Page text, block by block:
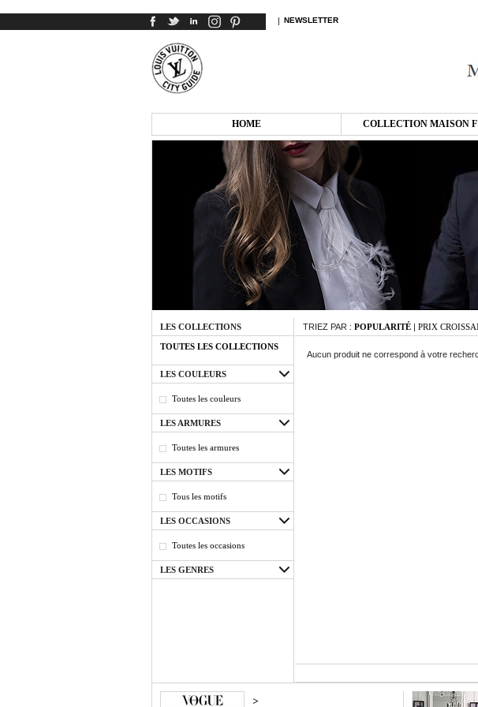
| NEWSLETTER
HOME COLLECTION MAISON F
LES COLLECTIONS
TOUTES LES COLLECTIONS
LES COULEURS
Toutes les couleurs
LES ARMURES
Toutes les armures
LES MOTIFS
Tous les motifs
LES OCCASIONS
Toutes les occasions
LES GENRES
TRIEZ PAR : POPULARITÉ | PRIX
Aucun produit ne correspond à votre
>